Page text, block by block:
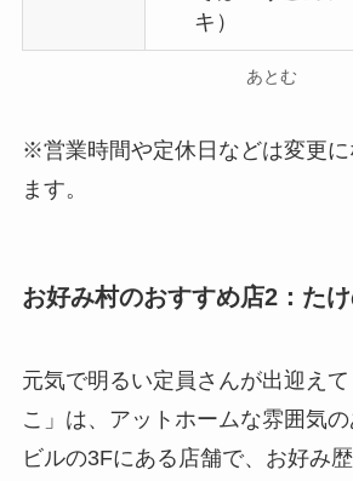
キ）
あとむ
※営業時間や定休日などは変更に
ます。
お好み村のおすすめ店2：たけ
元気で明るい定員さんが出迎え
こ」は、アットホームな雰囲気の
ビルの3Fにある店舗で、お好み